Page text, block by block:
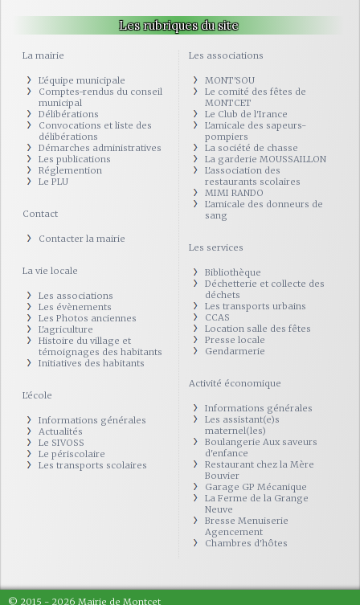
Les rubriques du site
La mairie
L'équipe municipale
Comptes-rendus du conseil
municipal
Délibérations
Convocations et liste des
délibérations
Démarches administratives
Les publications
Réglemention
Le PLU
Contact
Contacter la mairie
La vie locale
Les associations
Les évènements
Les Photos anciennes
L'agriculture
Histoire du village et
témoignages des habitants
Initiatives des habitants
L'école
Informations générales
Actualités
Le SIVOSS
Le périscolaire
Les transports scolaires
Les associations
MONT'SOU
Le comité des fêtes de
MONTCET
Le Club de l'Irance
L'amicale des sapeurs-
pompiers
La société de chasse
La garderie MOUSSAILLON
L'association des
restaurants scolaires
MIMI RANDO
L'amicale des donneurs de
sang
Les services
Bibliothèque
Déchetterie et collecte des
déchets
Les transports urbains
CCAS
Location salle des fêtes
Presse locale
Gendarmerie
Activité économique
Informations générales
Les assistant(e)s
maternel(les)
Boulangerie Aux saveurs
d'enfance
Restaurant chez la Mère
Bouvier
Garage GP Mécanique
La Ferme de la Grange
Neuve
Bresse Menuiserie
Agencement
Chambres d'hôtes
© 2015 - 2026 Mairie de Montcet